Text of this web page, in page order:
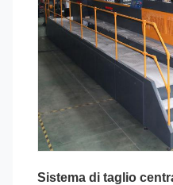
Sistema di taglio